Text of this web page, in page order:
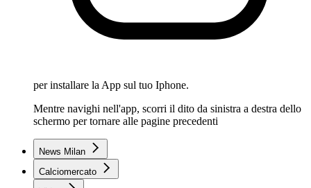
per installare la App sul tuo Iphone.
Mentre navighi nell'app, scorri il dito da sinistra a destra dello
schermo per tornare alle pagine precedenti
News Milan
Calciomercato